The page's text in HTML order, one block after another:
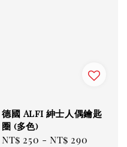
德國 Alfi 紳士人偶鑰匙
圈 (多色)
Regular
NT$ 250 -NT$ 290